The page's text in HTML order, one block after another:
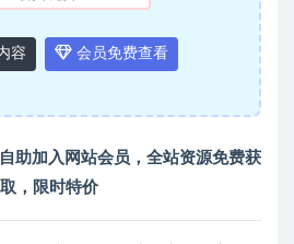
容 会员免费查看
助加入 网站会员 ，全站资源免费获
取，限时特价